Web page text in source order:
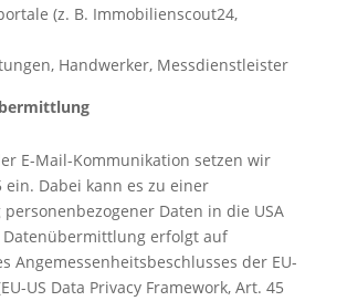
(z. B. Immobilienscout24,
Handwerker, Messdienstleister
E-Mail-Kommunikation setzen wir
ein. Dabei kann es zu einer
Daten in die USA
Datenübermittlung erfolgt auf
Angemessenheitsbeschlusses der EU-
US Data Privacy Framework, Art. 45